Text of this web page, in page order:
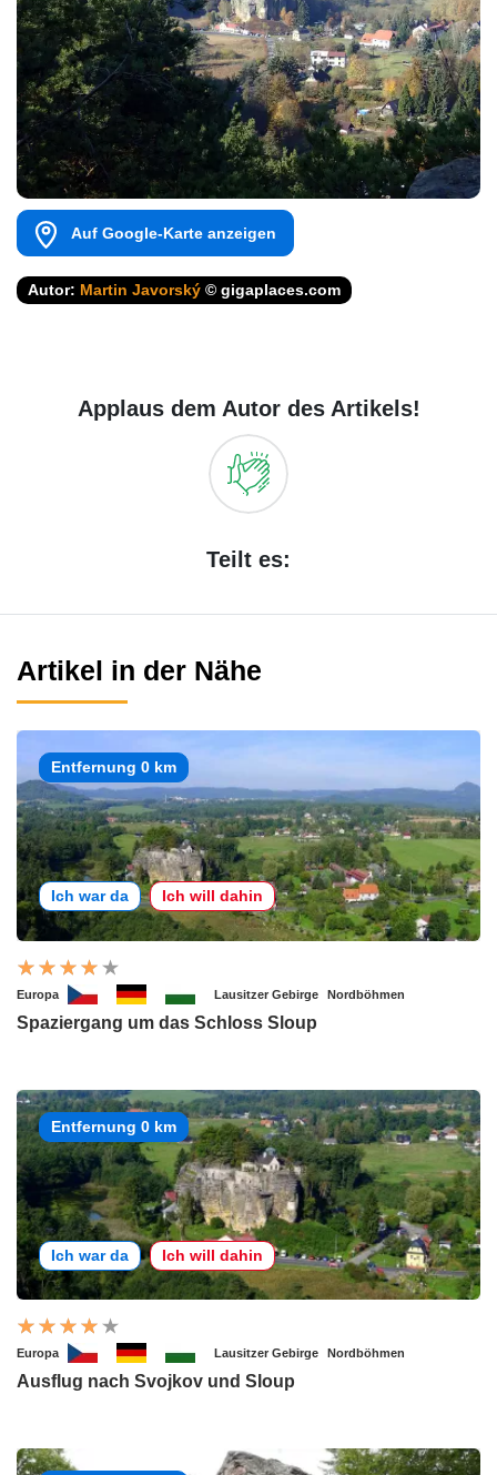
Auf Google-Karte anzeigen
Autor: Martin Javorský © gigaplaces.com
Applaus dem Autor des Artikels!
Teilt es:
Artikel in der Nähe
Entfernung 0 km
Ich war da Ich will dahin
Europa Lausitzer Gebirge Nordböhmen
Spaziergang um das Schloss Sloup
Entfernung 0 km
Ich war da Ich will dahin
Europa Lausitzer Gebirge Nordböhmen
Ausflug nach Svojkov und Sloup